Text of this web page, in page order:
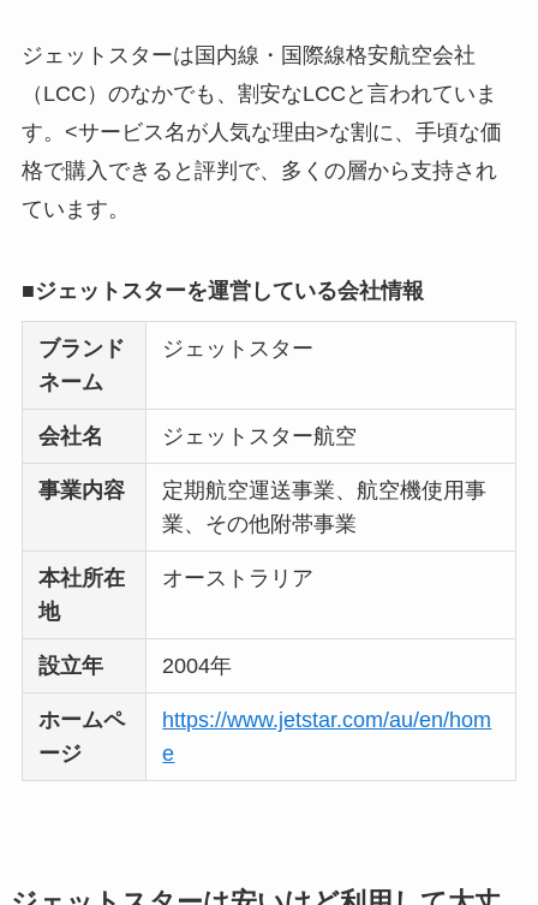
ジェットスターは国内線・国際線格安航空会社
（LCC）のなかでも、割安なLCCと言われていま
す。<サービス名が人気な理由>な割に、手頃な価
格で購入できると評判で、多くの層から支持され
ています。
■ジェットスターを運営している会社情報
ブランド
ネーム
ジェットスター
会社名 ジェットスター航空
事業内容
定期航空運送事業、航空機使用事
業、その他附帯事業
本社所在
地
オーストラリア
設立年 2004年
ホームペ
ージ
https://www.jetstar.com/au/en/hom
e